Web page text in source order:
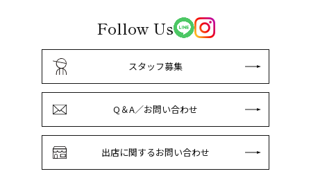
Follow Us
スタッフ募集
Q＆A／お問い合わせ
出店に関するお問い合わせ